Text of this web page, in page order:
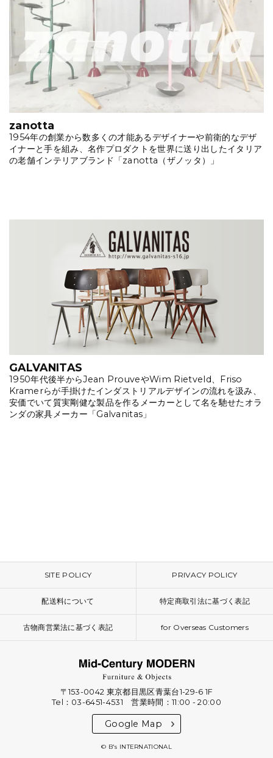
zanotta
1954年の創業から数多くの才能あるデザイナーや前衛的なデザ
イナーと手を組み、名作プロダクトを世界に送り出したイタリア
の老舗インテリアブランド「zanotta（ザノッタ）」
GALVANITAS
1950年代後半からJean ProuveやWim Rietveld、Friso
Kramerらが手掛けたインダストリアルデザインの流れを汲み、
安価でいて質実剛健な製品を作るメーカーとして名を馳せたオラ
ンダの家具メーカー「Galvanitas」
SITE POLICY PRIVACY POLICY
配送料について 特定商取引法に基づく表記
古物商営業法に基づく表記 for Overseas Customers
〒153-0042 東京都目黒区青葉台1-29-6 1F
Tel：03-6451-4531 営業時間：11:00 - 20:00
Google Map
© B's INTERNATIONAL